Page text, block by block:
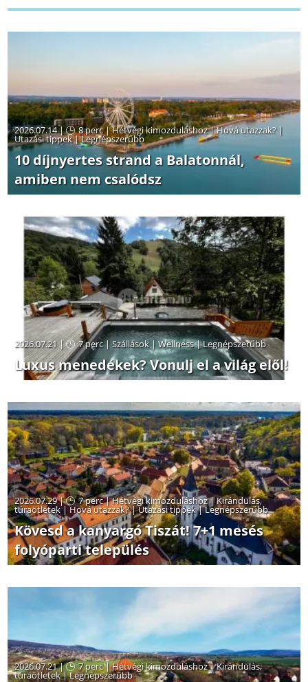
2026.07.14 | 8 perc|Hétvégi kimozduláshoz|Hová utazzak? |
Utazási tippek|Legnépszerűbb
10 díjnyertes strand a Balatonnál,
amiben nem csalódsz
2026.07.21 | 7 perc|Szállások|Wellness|Legnépszerűbb
Luxus menedékek? Vonulj el a világ elől!
2026.07.29 | 7 perc|Hétvégi kimozduláshoz|Kirándulás,
túraötletek|Hová utazzak?|Utazási tippek|Legnépszerűbb
Kövesd a kanyargó Tiszát! 7+1 mesés
folyóparti település
2026.07.21 | 7 perc|Hétvégi kimozduláshoz|Kirándulás,
túraötletek|Legnépszerűbb